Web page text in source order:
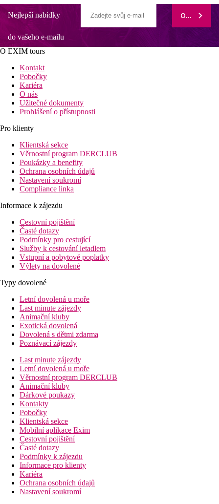
Nejlepší nabídky
do vašeho e-mailu
ODEBÍRAT
O EXIM tours
Kontakt
Pobočky
Kariéra
O nás
Užitečné dokumenty
Prohlášení o přístupnosti
Pro klienty
Klientská sekce
Věrnostní program DERCLUB
Poukázky a benefity
Ochrana osobních údajů
Nastavení soukromí
Compliance linka
Informace k zájezdu
Cestovní pojištění
Časté dotazy
Podmínky pro cestující
Služby k cestování letadlem
Vstupní a pobytové poplatky
Výlety na dovolené
Typy dovolené
Letní dovolená u moře
Last minute zájezdy
Animační kluby
Exotická dovolená
Dovolená s dětmi zdarma
Poznávací zájezdy
Last minute zájezdy
Letní dovolená u moře
Věrnostní program DERCLUB
Animační kluby
Dárkové poukazy
Kontakty
Pobočky
Klientská sekce
Mobilní aplikace Exim
Cestovní pojištění
Časté dotazy
Podmínky k zájezdu
Informace pro klienty
Kariéra
Ochrana osobních údajů
Nastavení soukromí